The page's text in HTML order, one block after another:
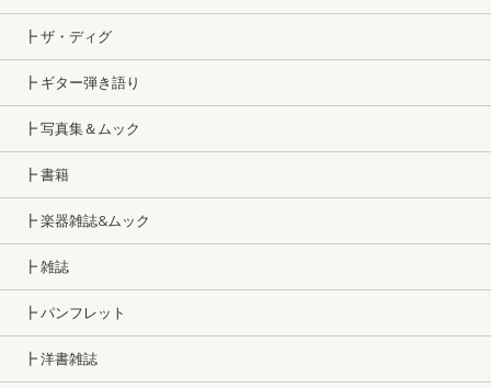
┣ ザ・ディグ
┣ ギター弾き語り
┣ 写真集＆ムック
┣ 書籍
┣ 楽器雑誌&ムック
┣ 雑誌
┣ パンフレット
┣ 洋書雑誌